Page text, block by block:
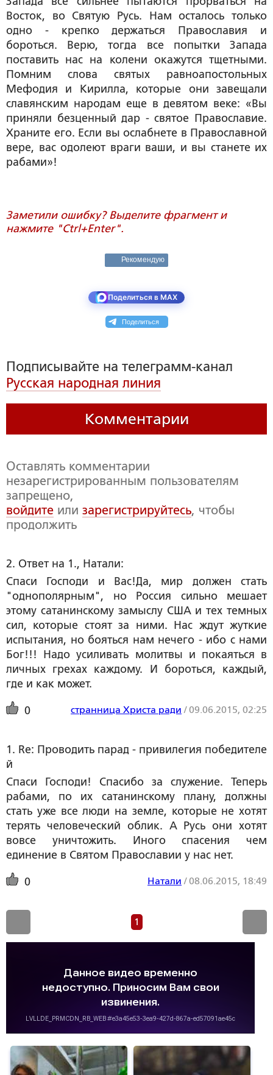
Восток, во Святую Русь. Нам осталось только
одно - крепко держаться Православия и
бороться. Верю, тогда все попытки Запада
поставить нас на колени окажутся тщетными.
Помним слова святых равноапостольных
Мефодия и Кирилла, которые они завещали
славянским народам еще в девятом веке: «Вы
приняли безценный дар - святое Православие.
Храните его. Если вы ослабнете в Православной
вере, вас одолеют враги ваши, и вы станете их
рабами»!
Заметили ошибку? Выделите фрагмент и
нажмите "Ctrl+Enter".
Рекомендую
Поделиться в MAX
Поделиться
Подписывайте на телеграмм-канал
Русская народная линия
Комментарии
Оставлять комментарии
незарегистрированным пользователям
запрещено,
войдите или зарегистрируйтесь, чтобы
продолжить
2. Ответ на 1., Натали:
Спаси Господи и Вас!Да, мир должен стать
"однополярным", но Россия сильно мешает
этому сатанинскому замыслу США и тех темных
сил, которые стоят за ними. Нас ждут жуткие
испытания, но бояться нам нечего - ибо с нами
Бог!!! Надо усиливать молитвы и покаяться в
личных грехах каждому. И бороться, каждый,
где и как может.
0 странница Христа ради /09.06.2015, 02:25
1. Re: Проводить парад - привилегия победителе
й
Спаси Господи! Спасибо за служение. Теперь
рабами, по их сатанинскому плану, должны
стать уже все люди на земле, которые не хотят
терять человеческий облик. А Русь они хотят
вовсе уничтожить. Иного спасения чем
единение в Святом Православии у нас нет.
0 Натали /08.06.2015, 18:49
1